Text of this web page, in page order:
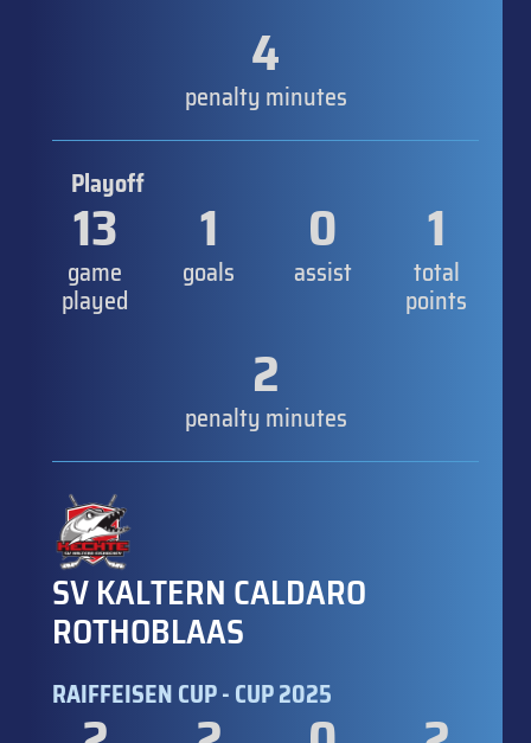
4
penalty minutes
Playoff
13
game
played
1
goals
0
assist
1
total
points
2
penalty minutes
SV KALTERN CALDARO
ROTHOBLAAS
RAIFFEISEN CUP - CUP 2025